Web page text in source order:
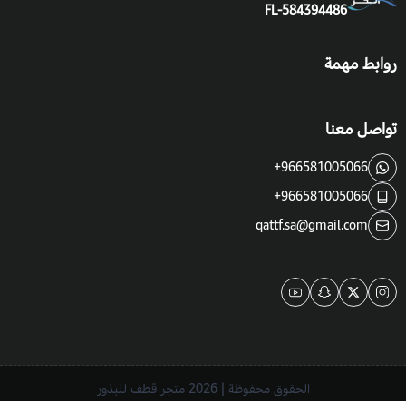
FL-584394486
روابط مهمة
تواصل معنا
+966581005066
+966581005066
qattf.sa@gmail.com
الحقوق محفوظة | 2026 متجر قطف للبذور